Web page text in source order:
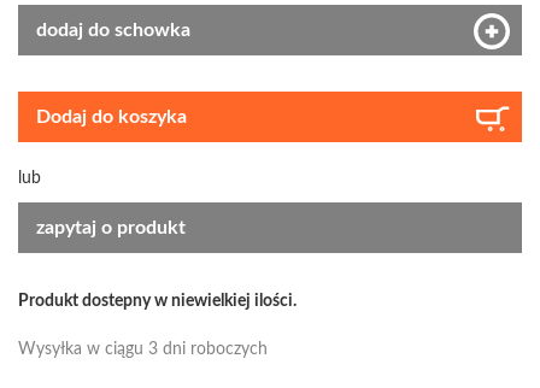
dodaj do schowka
Dodaj do koszyka
lub
zapytaj o produkt
Produkt dostepny w niewielkiej ilości.
Wysyłka w ciągu 3 dni roboczych